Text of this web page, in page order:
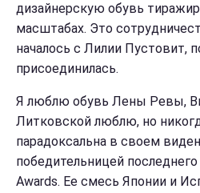
дизайнерскую обувь
масштабах. Это
началось с Лилии Пустовит,
присоединилась.
Я люблю обувь Лены Ревы,
Литковской люблю, но
парадоксальна в своем
победительницей
Awards. Ее смесь Японии и